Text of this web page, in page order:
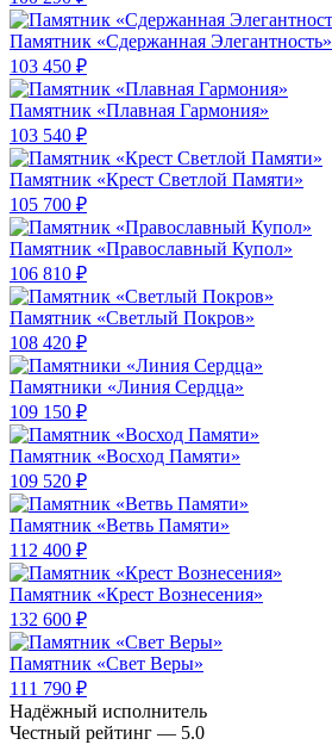
Памятник «Сдержанная Элегантность»
103 450 ₽
Памятник «Плавная Гармония»
103 540 ₽
Памятник «Крест Светлой Памяти»
105 700 ₽
Памятник «Православный Купол»
106 810 ₽
Памятник «Светлый Покров»
108 420 ₽
Памятники «Линия Сердца»
109 150 ₽
Памятник «Восход Памяти»
109 520 ₽
Памятник «Ветвь Памяти»
112 400 ₽
Памятник «Крест Вознесения»
132 600 ₽
Памятник «Свет Веры»
111 790 ₽
Надёжный исполнитель
Чеcтный рейтинг — 5.0